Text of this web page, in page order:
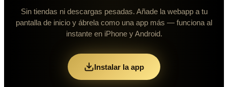
Sin tiendas ni descargas pesadas. Añade la webapp a tu
pantalla de inicio y ábrela como una app más — funciona al
instante en iPhone y Android.
Instalar la app